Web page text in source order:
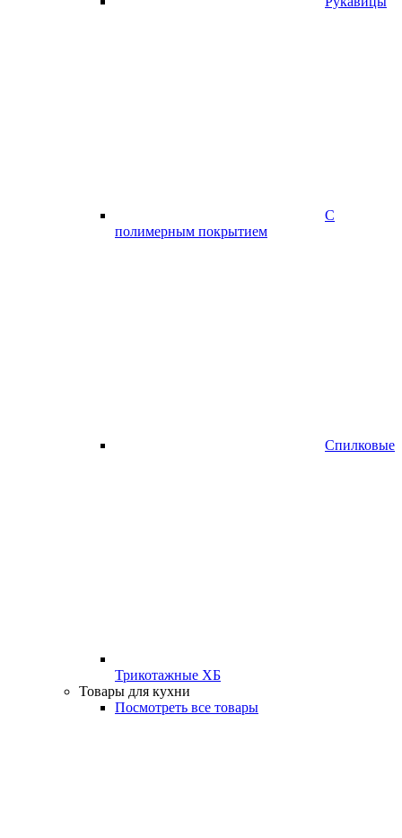
С
полимерным покрытием
Спилковые
Трикотажные ХБ
Товары для кухни
Посмотреть все товары